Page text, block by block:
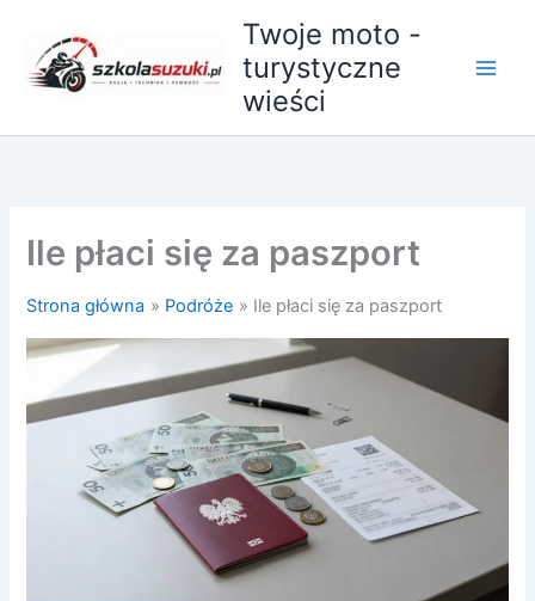
treści
Twoje moto -
turystyczne
wieści
Ile płaci się za paszport
Strona główna Podróże Ile płaci się za paszport